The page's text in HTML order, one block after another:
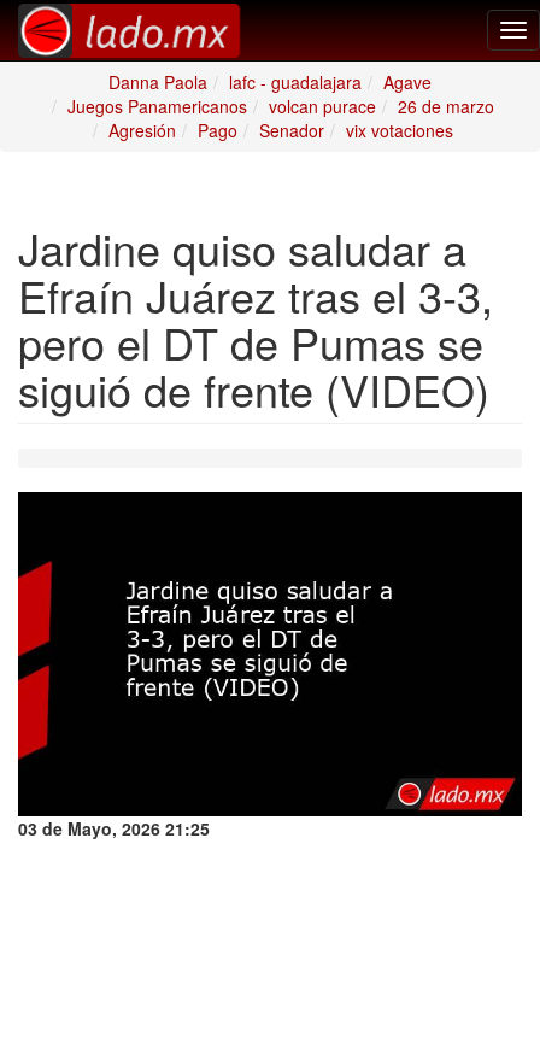
Danna Paola
lafc - guadalajara
Agave
Juegos Panamericanos
volcan purace
26 de marzo
Agresión
Pago Senador vix votaciones
Jardine quiso saludar a
Efraín Juárez tras el 3-3,
pero el DT de Pumas se
siguió de frente (VIDEO)
03 de Mayo, 2026 21:25